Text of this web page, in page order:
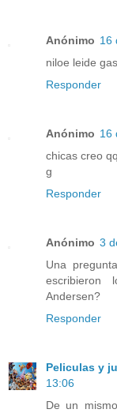
Anónimo 16
niloe leide
Responder
Anónimo 16
chicas creo
g
Responder
Anónimo 3
Una
escribieron
Andersen?
Responder
Peliculas y
13:06
De un